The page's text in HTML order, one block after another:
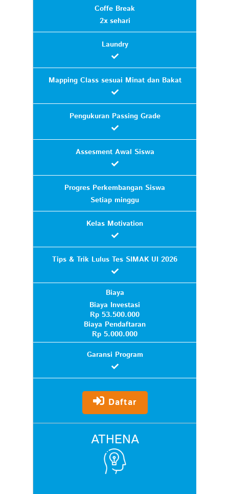
Coffe Break
2x sehari
Laundry
Mapping Class sesuai Minat dan Bakat
Pengukuran Passing Grade
Assesment Awal Siswa
Progres Perkembangan Siswa
Setiap minggu
Kelas Motivation
Tips & Trik Lulus Tes SIMAK UI 2026
Biaya
Biaya Investasi
Rp 53.500.000
Biaya Pendaftaran
Rp 5.000.000
Garansi Program
Daftar
ATHENA